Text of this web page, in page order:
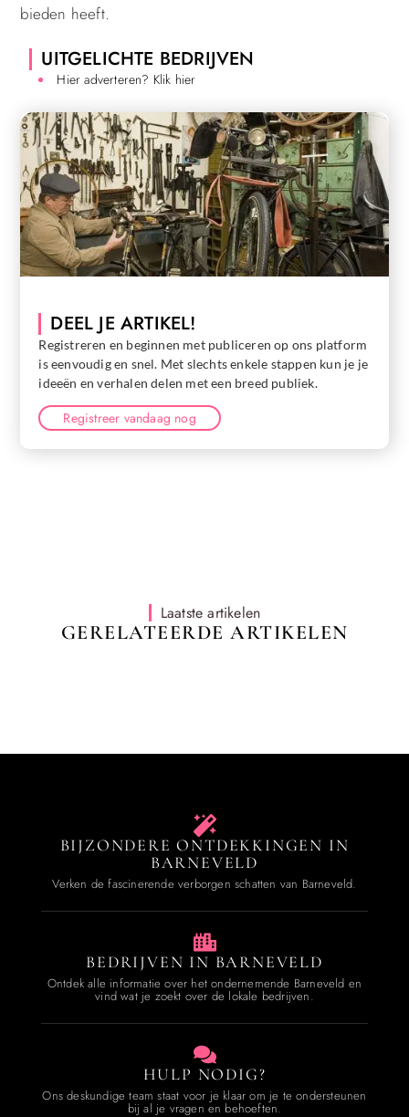
bieden heeft.
UITGELICHTE BEDRIJVEN
Hier adverteren? Klik hier
DEEL JE ARTIKEL!
Registreren en beginnen met publiceren op ons platform
is eenvoudig en snel. Met slechts enkele stappen kun je je
ideeën en verhalen delen met een breed publiek.
Registreer vandaag nog
Laatste artikelen
GERELATEERDE ARTIKELEN
BIJZONDERE ONTDEKKINGEN IN
BARNEVELD
Verken de fascinerende verborgen schatten van Barneveld.
BEDRIJVEN IN BARNEVELD
Ontdek alle informatie over het ondernemende Barneveld en
vind wat je zoekt over de lokale bedrijven.
HULP NODIG?
Ons deskundige team staat voor je klaar om je te ondersteunen
bij al je vragen en behoeften.